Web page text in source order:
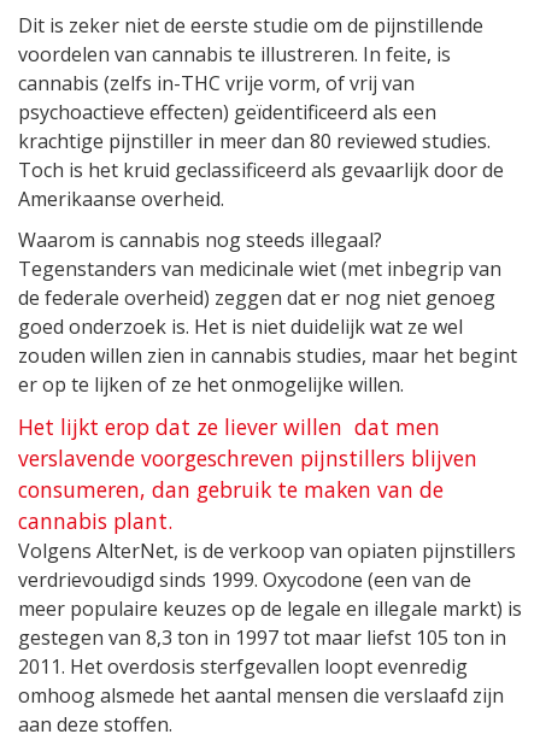
Dit is zeker niet de eerste studie om de pijnstillende
voordelen van cannabis te illustreren. In feite, is
cannabis (zelfs in-THC vrije vorm, of vrij van
psychoactieve effecten) geïdentificeerd als een
krachtige pijnstiller in meer dan 80 reviewed studies.
Toch is het kruid geclassificeerd als gevaarlijk door de
Amerikaanse overheid.
Waarom is cannabis nog steeds illegaal?
Tegenstanders van medicinale wiet (met inbegrip van
de federale overheid) zeggen dat er nog niet genoeg
goed onderzoek is. Het is niet duidelijk wat ze wel
zouden willen zien in cannabis studies, maar het begint
er op te lijken of ze het onmogelijke willen.
Het lijkt erop dat ze liever willen dat men
verslavende voorgeschreven pijnstillers blijven
consumeren, dan gebruik te maken van de
cannabis plant.
Volgens AlterNet, is de verkoop van opiaten pijnstillers
verdrievoudigd sinds 1999. Oxycodone (een van de
meer populaire keuzes op de legale en illegale markt) is
gestegen van 8,3 ton in 1997 tot maar liefst 105 ton in
2011. Het overdosis sterfgevallen loopt evenredig
omhoog alsmede het aantal mensen die verslaafd zijn
aan deze stoffen.